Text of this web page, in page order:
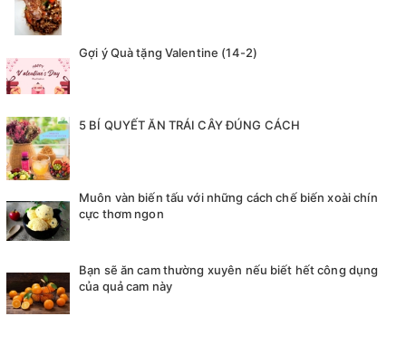
Gợi ý Quà tặng Valentine (14-2)
5 BÍ QUYẾT ĂN TRÁI CÂY ĐÚNG CÁCH
Muôn vàn biến tấu với những cách chế biến xoài chín
cực thơm ngon
Bạn sẽ ăn cam thường xuyên nếu biết hết công dụng
của quả cam này